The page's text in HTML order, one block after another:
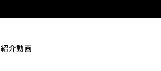
紹介動画